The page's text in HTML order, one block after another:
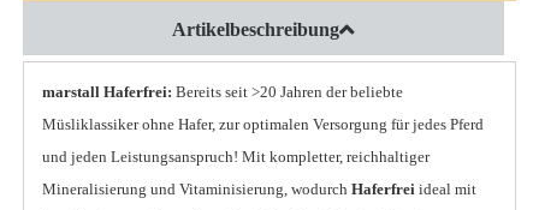
Artikelbeschreibung
marstall Haferfrei: Bereits seit >20 Jahren der beliebte
Müsliklassiker ohne Hafer, zur optimalen Versorgung für jedes Pferd
und jeden Leistungsanspruch! Mit kompletter, reichhaltiger
Mineralisierung und Vitaminisierung, wodurchHaferfreiideal mit